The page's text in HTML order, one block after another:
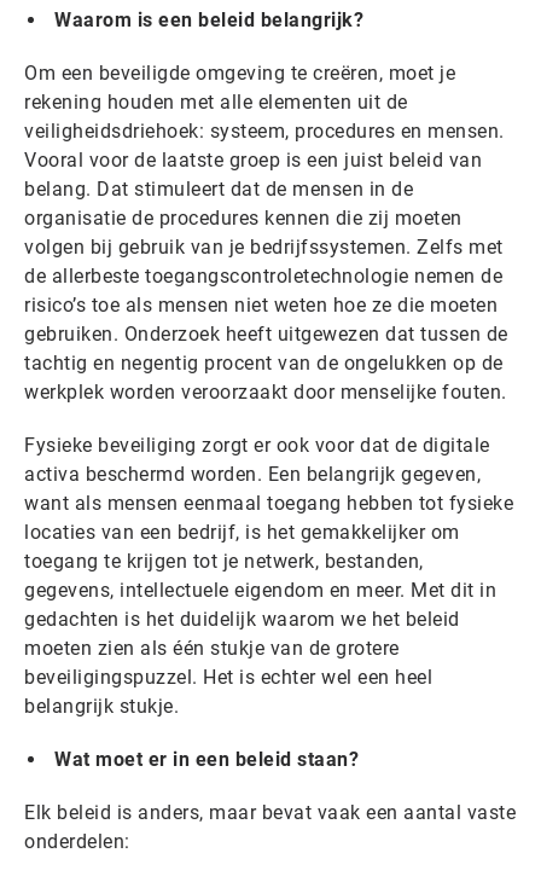
Waarom is een beleid belangrijk?
Om een beveiligde omgeving te creëren, moet je
rekening houden met alle elementen uit de
veiligheidsdriehoek: systeem, procedures en mensen.
Vooral voor de laatste groep is een juist beleid van
belang. Dat stimuleert dat de mensen in de
organisatie de procedures kennen die zij moeten
volgen bij gebruik van je bedrijfssystemen. Zelfs met
de allerbeste toegangscontroletechnologie nemen de
risico’s toe als mensen niet weten hoe ze die moeten
gebruiken. Onderzoek heeft uitgewezen dat tussen de
tachtig en negentig procent van de ongelukken op de
werkplek worden veroorzaakt door menselijke fouten.
Fysieke beveiliging zorgt er ook voor dat de digitale
activa beschermd worden. Een belangrijk gegeven,
want als mensen eenmaal toegang hebben tot fysieke
locaties van een bedrijf, is het gemakkelijker om
toegang te krijgen tot je netwerk, bestanden,
gegevens, intellectuele eigendom en meer. Met dit in
gedachten is het duidelijk waarom we het beleid
moeten zien als één stukje van de grotere
beveiligingspuzzel. Het is echter wel een heel
belangrijk stukje.
Wat moet er in een beleid staan?
Elk beleid is anders, maar bevat vaak een aantal vaste
onderdelen: